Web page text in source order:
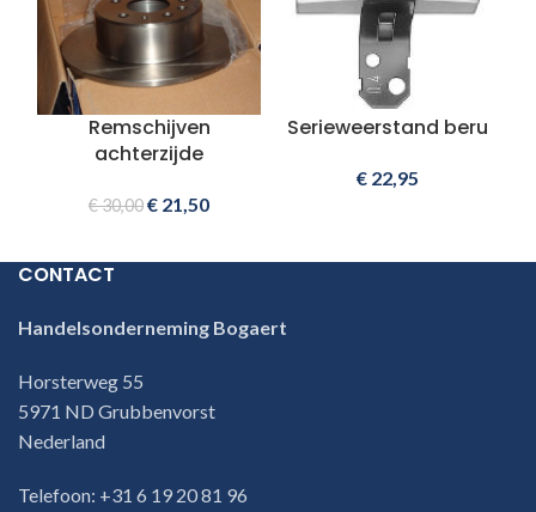
Remschijven
achterzijde
€30,00€ 21,50
Serieweerstand beru
€22,95
CONTACT
Handelsonderneming Bogaert
Horsterweg 55
5971 ND Grubbenvorst
Nederland
Telefoon: +31 6 19 20 81 96